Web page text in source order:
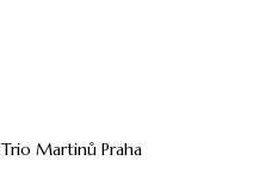
Trio Martinů Praha